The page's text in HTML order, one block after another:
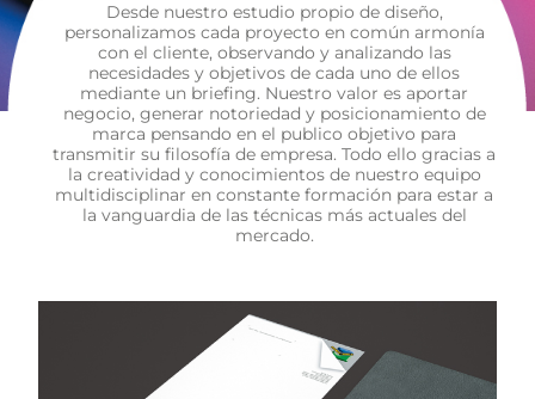
Desde nuestro estudio propio de diseño,
personalizamos cada proyecto en común armonía
con el cliente, observando y analizando las
necesidades y objetivos de cada uno de ellos
mediante un briefing. Nuestro valor es aportar
negocio, generar notoriedad y posicionamiento de
marca pensando en el publico objetivo para
transmitir su filosofía de empresa. Todo ello gracias a
la creatividad y conocimientos de nuestro equipo
multidisciplinar en constante formación para estar a
la vanguardia de las técnicas más actuales del
mercado.